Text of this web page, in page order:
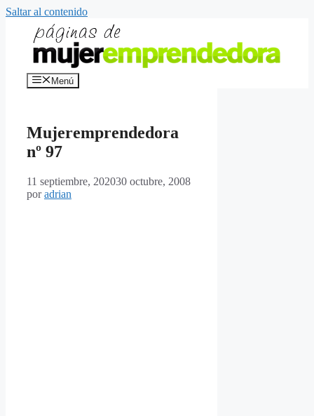
Saltar al contenido
Menú
Mujeremprendedora
nº 97
11 septiembre, 202030 octubre, 2008
poradrian